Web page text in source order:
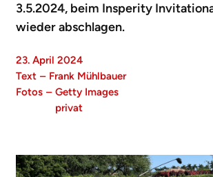
3.5.2024, beim Insperity
wieder abschlagen.
23. April 2024
Text – Frank Mühlbauer
Fotos – Getty Images
privat